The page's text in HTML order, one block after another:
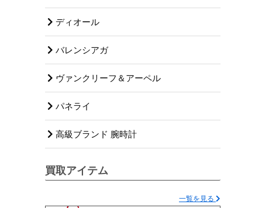
ディオール
バレンシアガ
ヴァンクリーフ＆アーペル
パネライ
高級ブランド 腕時計
買取アイテム
一覧を見る